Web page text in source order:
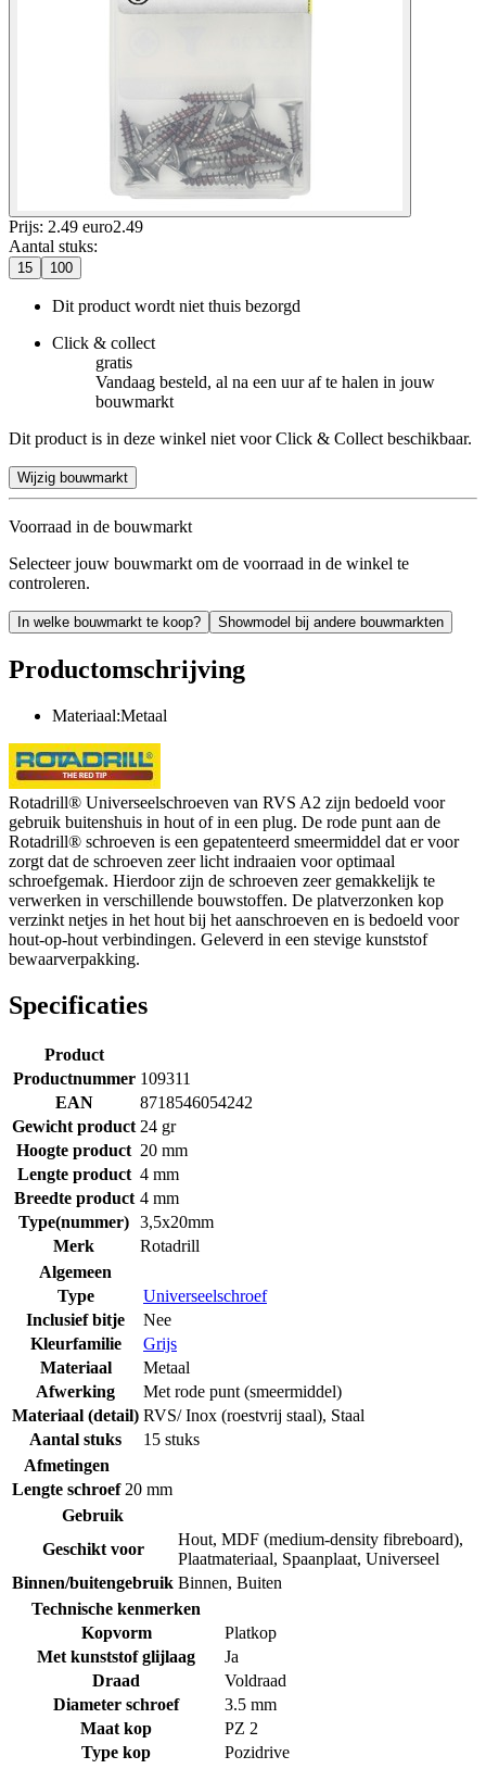
Prijs: 2.49 euro2.49
Aantal stuks:
15 100
Dit product wordt niet thuis bezorgd
Click & collect
gratis
Vandaag besteld, al na een uur af te halen in jouw
bouwmarkt
Dit product is in deze winkel niet voor Click & Collect beschikbaar.
Wijzig bouwmarkt
Voorraad in de bouwmarkt
Selecteer jouw bouwmarkt om de voorraad in de winkel te
controleren.
In welke bouwmarkt te koop? Showmodel bij andere bouwmarkten
Productomschrijving
Materiaal:Metaal
Rotadrill® Universeelschroeven van RVS A2 zijn bedoeld voor
gebruik buitenshuis in hout of in een plug. De rode punt aan de
Rotadrill® schroeven is een gepatenteerd smeermiddel dat er voor
zorgt dat de schroeven zeer licht indraaien voor optimaal
schroefgemak. Hierdoor zijn de schroeven zeer gemakkelijk te
verwerken in verschillende bouwstoffen. De platverzonken kop
verzinkt netjes in het hout bij het aanschroeven en is bedoeld voor
hout-op-hout verbindingen. Geleverd in een stevige kunststof
bewaarverpakking.
Specificaties
Product
Productnummer 109311
EAN
8718546054242
Gewicht product 24 gr
Hoogte product 20 mm
Lengte product 4 mm
Breedte product 4 mm
Type(nummer) 3,5x20mm
Merk
Rotadrill
Algemeen
Type
Universeelschroef
Inclusief bitje
Nee
Kleurfamilie
Grijs
Materiaal
Metaal
Afwerking
Met rode punt (smeermiddel)
Materiaal (detail) RVS/ Inox (roestvrij staal), Staal
Aantal stuks
15 stuks
Afmetingen
Lengte schroef 20 mm
Gebruik
Geschikt voor
Hout, MDF (medium-density fibreboard),
Plaatmateriaal, Spaanplaat, Universeel
Binnen/buitengebruik Binnen, Buiten
Technische kenmerken
Kopvorm
Platkop
Met kunststof glijlaag
Ja
Draad
Voldraad
Diameter schroef
3.5 mm
Maat kop
PZ 2
Type kop
Pozidrive